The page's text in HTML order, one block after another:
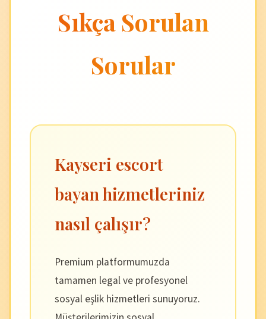
Sıkça Sorulan
Sorular
Kayseri escort
bayan hizmetleriniz
nasıl çalışır?
Premium platformumuzda
tamamen legal ve profesyonel
sosyal eşlik hizmetleri sunuyoruz.